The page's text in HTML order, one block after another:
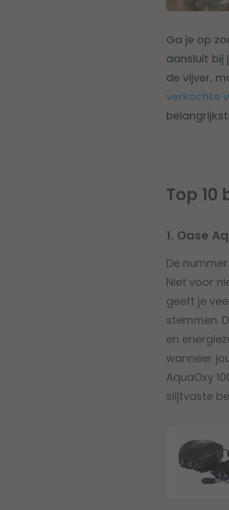
Ga je op
aansluit bij
de vijver,
verkochte
Top
1. Oase
De
Niet voor
geeft je
stemmen.
en
wanneer
AquaOxy
slijtvaste